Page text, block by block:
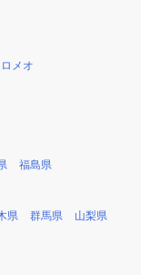
メオ
福島県
県 群馬県 山梨県